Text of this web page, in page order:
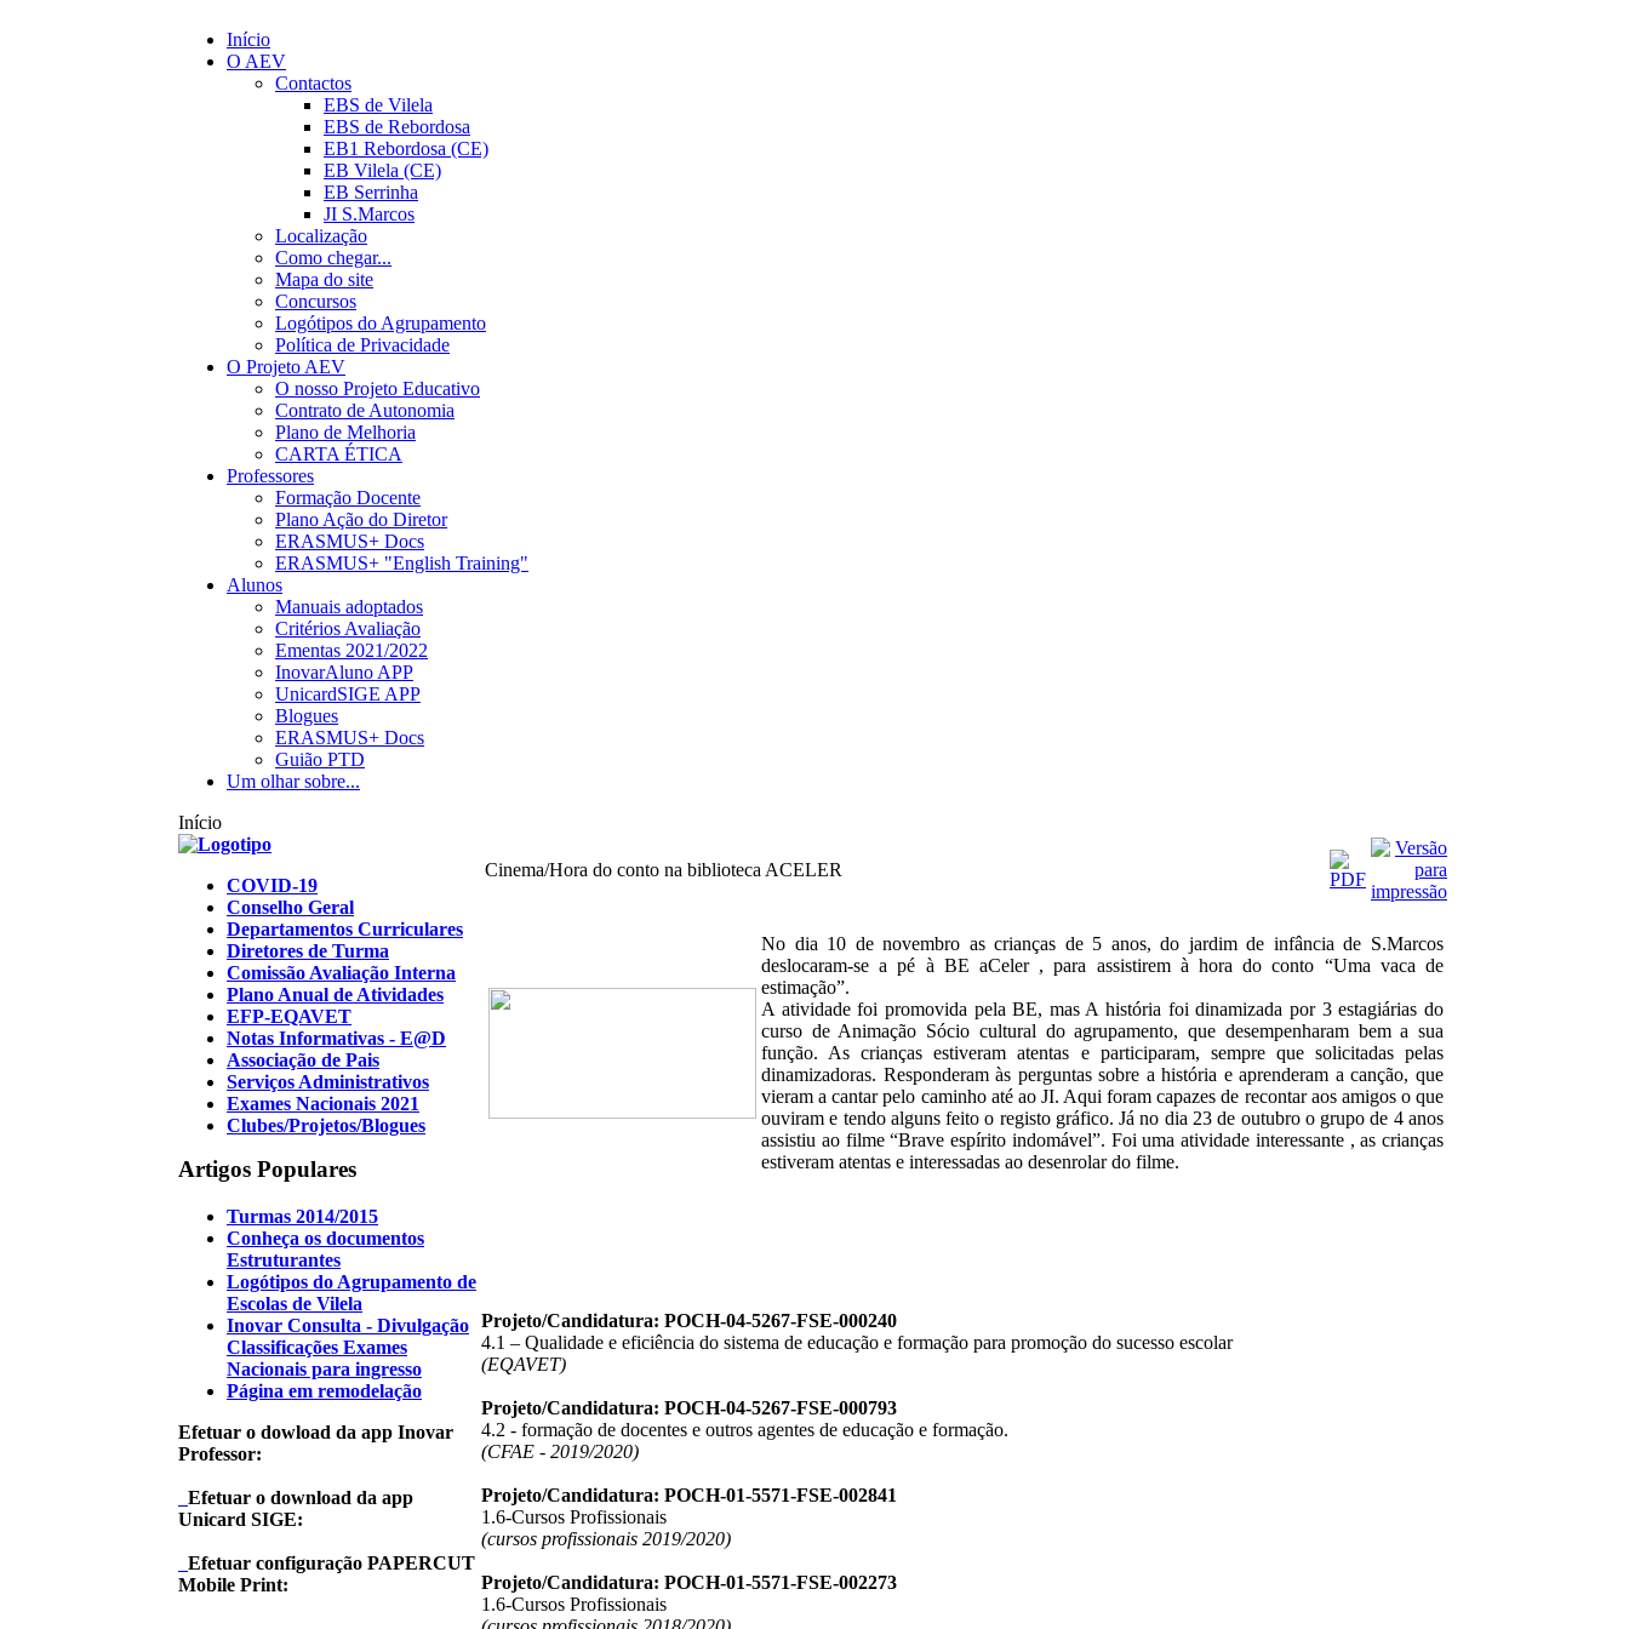
Início
O AEV
Contactos
EBS de Vilela
EBS de Rebordosa
EB1 Rebordosa (CE)
EB Vilela (CE)
EB Serrinha
JI S.Marcos
Localização
Como chegar...
Mapa do site
Concursos
Logótipos do Agrupamento
Política de Privacidade
O Projeto AEV
O nosso Projeto Educativo
Contrato de Autonomia
Plano de Melhoria
CARTA ÉTICA
Professores
Formação Docente
Plano Ação do Diretor
ERASMUS+ Docs
ERASMUS+ "English Training"
Alunos
Manuais adoptados
Critérios Avaliação
Ementas 2021/2022
InovarAluno APP
UnicardSIGE APP
Blogues
ERASMUS+ Docs
Guião PTD
Um olhar sobre...
Início
Cinema/Hora do conto na biblioteca ACELER
No dia 10 de novembro as crianças de 5 anos, do jardim de infância de S.Marcos
deslocaram-se a pé à BE aCeler , para assistirem à hora do conto “Uma vaca de
estimação”.
A atividade foi promovida pela BE, mas A história foi dinamizada por 3 estagiárias do
curso de Animação Sócio cultural do agrupamento, que desempenharam bem a sua
função. As crianças estiveram atentas e participaram, sempre que solicitadas pelas
dinamizadoras. Responderam às perguntas sobre a história e aprenderam a canção, que
vieram a cantar pelo caminho até ao JI. Aqui foram capazes de recontar aos amigos o que
ouviram e tendo alguns feito o registo gráfico. Já no dia 23 de outubro o grupo de 4 anos
assistiu ao filme “Brave espírito indomável”. Foi uma atividade interessante , as crianças
estiveram atentas e interessadas ao desenrolar do filme.
Projeto/Candidatura: POCH-04-5267-FSE-000240
4.1 – Qualidade e eficiência do sistema de educação e formação para promoção do sucesso escolar
(EQAVET)
Projeto/Candidatura: POCH-04-5267-FSE-000793
4.2 - formação de docentes e outros agentes de educação e formação.
(CFAE - 2019/2020)
Projeto/Candidatura: POCH-01-5571-FSE-002841
1.6-Cursos Profissionais
(cursos profissionais 2019/2020)
Projeto/Candidatura: POCH-01-5571-FSE-002273
1.6-Cursos Profissionais
COVID-19
Conselho Geral
Departamentos Curriculares
Diretores de Turma
Comissão Avaliação Interna
Plano Anual de Atividades
EFP-EQAVET
Notas Informativas - E@D
Associação de Pais
Serviços Administrativos
Exames Nacionais 2021
Clubes/Projetos/Blogues
Artigos Populares
Turmas 2014/2015
Conheça os documentos
Estruturantes
Logótipos do Agrupamento de
Escolas de Vilela
Inovar Consulta - Divulgação
Classificações Exames
Nacionais para ingresso
Página em remodelação
Efetuar o dowload da app Inovar
Professor:
Efetuar o download da app
Unicard SIGE:
Efetuar configuração PAPERCUT
Mobile Print: